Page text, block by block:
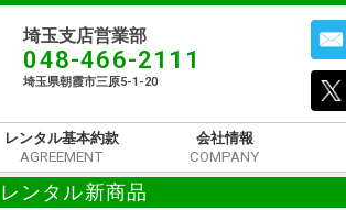
埼玉支店営業部
048-466-2111
埼玉県朝霞市三原5-1-20
レンタル基本約款
AGREEMENT
会社情報
COMPANY
レンタル新商品